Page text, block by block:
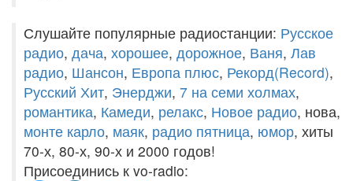
Слушайте популярные радиостанции: Русское
радио, дача, хорошее, дорожное, Ваня, Лав
радио, Шансон, Европа плюс, Рекорд(Record),
Русский Хит, Энерджи, 7 на семи холмах,
романтика, Камеди, релакс, Новое радио, нова,
монте карло, маяк, радио пятница, юмор, хиты
70-х, 80-х, 90-х и 2000 годов!
Присоединись к vo-radio: